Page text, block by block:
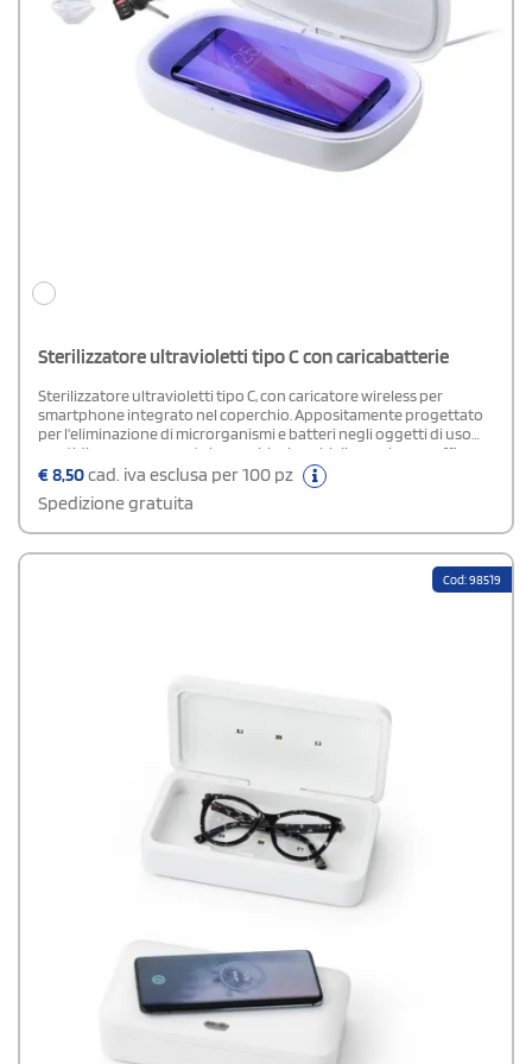
Sterilizzatore ultravioletti tipo C con caricabatterie
Sterilizzatore ultravioletti tipo C, con caricatore wireless per
smartphone integrato nel coperchio. Appositamente progettato
per l'eliminazione di microrganismi e batteri negli oggetti di uso
quotidiano come smartphone, chiavi, occhiali, maschera, cuffie,
smartwatch.In materiale ABS resistente con rifinitura
opaca.Confezionato singolarmente in una scatola dal design
accattivante.Facile da usare, basta mettere l'oggetto all'interno
della scatola.Potenza lampadina 1W, Lunghezza d'onda 270-280
nm, alimentata da un cavo USB di tipo C lungo 1 m dal colore
abbinato. Tempo di sterilizzazione di 5 e 10 minuti con funzione di
autospegnimento. Manuale utente disponibile in spagnolo e
€8,50cad. iva esclusa per 100 pz
Spedizione gratuita
Cod: 98519